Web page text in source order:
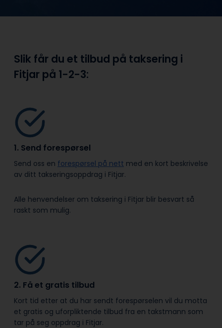
Slik får du et tilbud på taksering i
Fitjar på 1-2-3:
1. Send forespørsel
Send oss en forespørsel på nett med en kort beskrivelse
av ditt takseringsoppdrag i Fitjar.
Alle henvendelser om taksering i Fitjar blir besvart så
raskt som mulig.
2. Få et gratis tilbud
Kort tid etter at du har sendt forespørselen vil du motta
et gratis og uforpliktende tilbud fra en takstmann som
tar på seg oppdrag i Fitjar.